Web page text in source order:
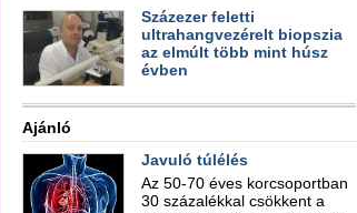
Százezer feletti
ultrahangvezérelt biopszia
az elmúlt több mint húsz
évben
Ajánló
Javuló túlélés
Az 50-70 éves korcsoportban
30 százalékkal csökkent a